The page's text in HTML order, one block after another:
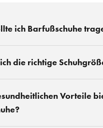
ich Barfußschuhe
die richtige
Vorteile